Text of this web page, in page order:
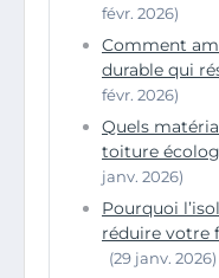
févr. 2026)
Comment
durable qui
févr. 2026)
Quels
toiture
janv. 2026)
Pourquoi
réduire votre
(29 janv. 2026)